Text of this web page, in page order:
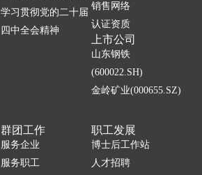
学习贯彻党的二十届
四中全会精神
销售网络
认证资质
上市公司
山东钢铁
(600022.SH)
金岭矿业(000655.SZ)
群团工作
服务企业
服务职工
职工发展
博士后工作站
人才招聘